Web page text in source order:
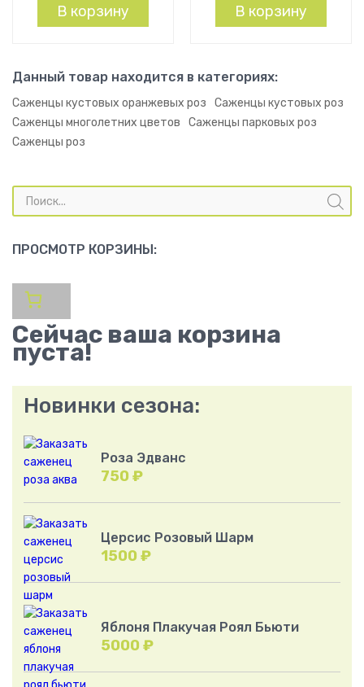
В корзину В корзину
Данный товар находится в категориях:
Саженцы кустовых оранжевых роз
Саженцы кустовых роз
Саженцы многолетних цветов
Саженцы парковых роз
Саженцы роз
Поиск
товаров
ПРОСМОТР КОРЗИНЫ:
Сейчас ваша корзина
пуста!
Новинки сезона:
Роза Эдванс
750 ₽
Церсис Розовый Шарм
1500 ₽
Яблоня Плакучая Роял Бьюти
5000 ₽